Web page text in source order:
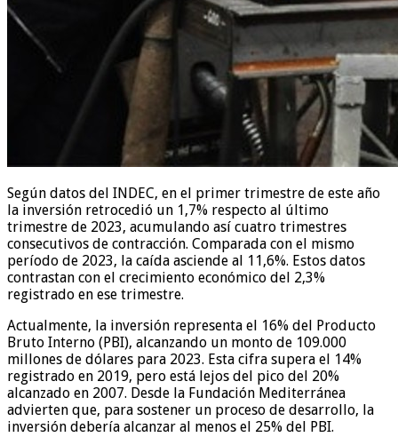
Según datos del INDEC, en el primer trimestre de este año
la inversión retrocedió un 1,7% respecto al último
trimestre de 2023, acumulando así cuatro trimestres
consecutivos de contracción. Comparada con el mismo
período de 2023, la caída asciende al 11,6%. Estos datos
contrastan con el crecimiento económico del 2,3%
registrado en ese trimestre.
Actualmente, la inversión representa el 16% del Producto
Bruto Interno (PBI), alcanzando un monto de 109.000
millones de dólares para 2023. Esta cifra supera el 14%
registrado en 2019, pero está lejos del pico del 20%
alcanzado en 2007. Desde la Fundación Mediterránea
advierten que, para sostener un proceso de desarrollo, la
inversión debería alcanzar al menos el 25% del PBI.